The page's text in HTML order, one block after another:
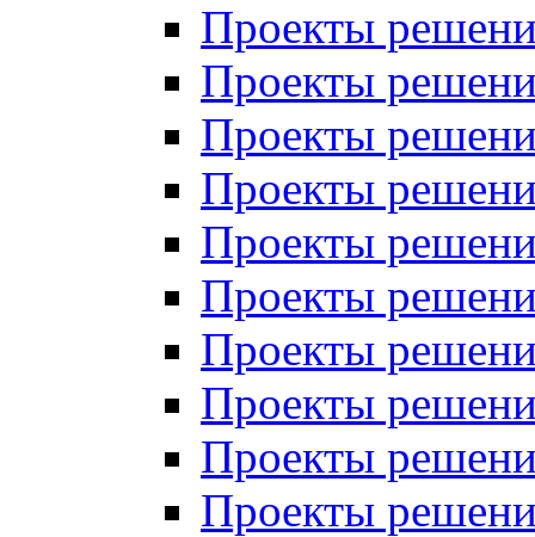
Проекты
Проекты
Проекты
Проекты
Проекты
Проекты
Проекты
Проекты
Проекты
Проекты